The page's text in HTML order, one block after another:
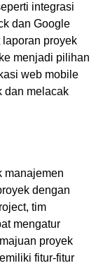
integrasi
dan Google
laporan proyek
menjadi pilihan
web mobile
dan melacak
manajemen
dengan
tim
mengatur
proyek
fitur-fitur